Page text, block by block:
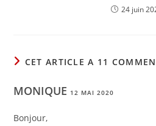
24 juin
CET ARTICLE A 11
MONIQUE 12 MAI 2020
Bonjour,